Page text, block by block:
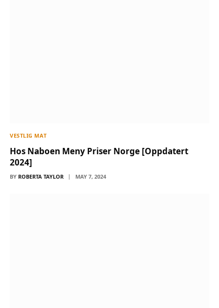
VESTLIG MAT
Hos Naboen Meny Priser Norge [Oppdatert
2024]
BY ROBERTA TAYLOR MAY 7, 2024